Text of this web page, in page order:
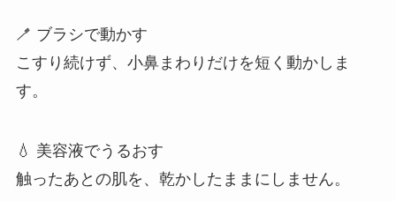
🪥 ブラシで動かす
こすり続けず、小鼻まわりだけを短く動かしま
す。
💧 美容液でうるおす
触ったあとの肌を、乾かしたままにしません。